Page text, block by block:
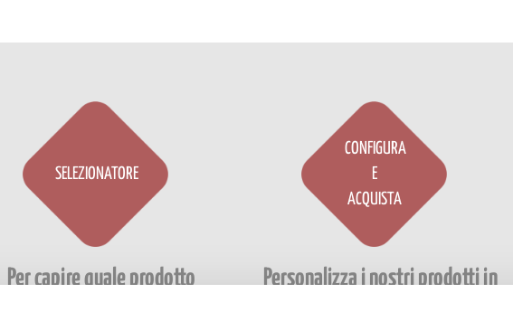
SELEZIONATORE
Per capire quale prodotto
CONFIGURA
E
ACQUISTA
Personalizza i nostri prodotti in